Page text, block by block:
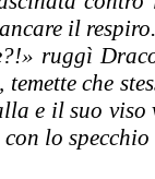
il
ruggì
che
e il suo
con lo